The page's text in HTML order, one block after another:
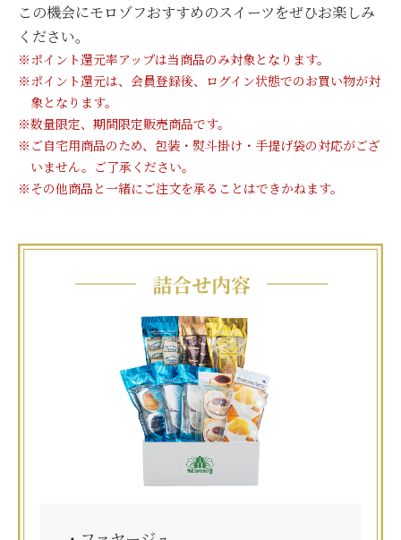
この機会にモロゾフおすすめのスイーツをぜひお楽しみ
ください。
※ポイント還元率アップは当商品のみ対象となります。
※ポイント還元は、会員登録後、ログイン状態でのお買い物が対
象となります。
※数量限定、期間限定販売商品です。
※ご自宅用商品のため、包装・熨斗掛け・手提げ袋の対応がござ
いません。 ご了承ください。
※その他商品と一緒にご注文を承ることはできかねます。